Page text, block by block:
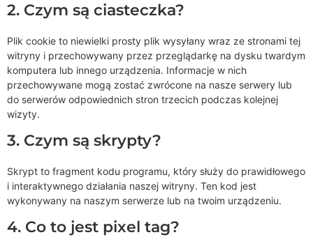
2. Czym są ciasteczka?
Plik cookie to niewielki prosty plik wysyłany wraz ze stronami tej
witryny i przechowywany przez przeglądarkę na dysku twardym
komputera lub innego urządzenia. Informacje w nich
przechowywane mogą zostać zwrócone na nasze serwery lub
do serwerów odpowiednich stron trzecich podczas kolejnej
wizyty.
3. Czym są skrypty?
Skrypt to fragment kodu programu, który służy do prawidłowego
i interaktywnego działania naszej witryny. Ten kod jest
wykonywany na naszym serwerze lub na twoim urządzeniu.
4. Co to jest pixel tag?